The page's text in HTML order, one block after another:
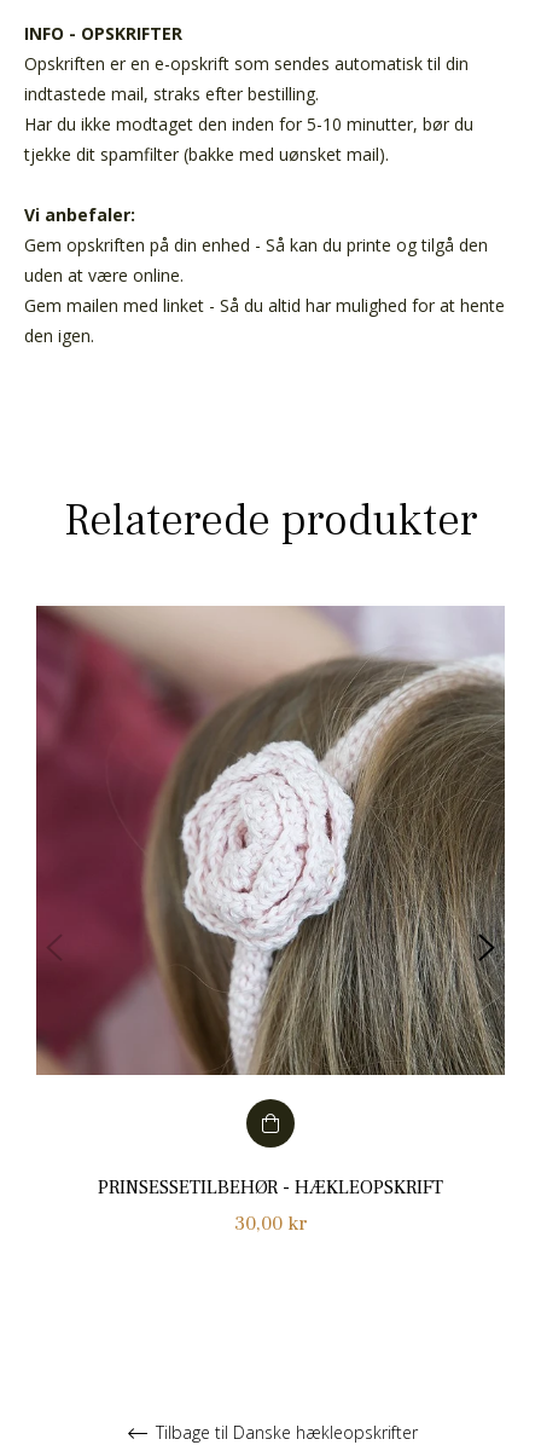
INFO - OPSKRIFTER
Opskriften er en e-opskrift som sendes automatisk til din
indtastede mail, straks efter bestilling.
Har du ikke modtaget den inden for 5-10 minutter, bør du
tjekke dit spamfilter (bakke med uønsket mail).
Vi anbefaler:
Gem opskriften på din enhed - Så kan du printe og tilgå den
uden at være online.
Gem mailen med linket - Så du altid har mulighed for at hente
den igen.
Relaterede produkter
PRINSESSETILBEHØR - HÆKLEOPSKRIFT
Normalpris
30,00 kr
Tilbage til Danske hækleopskrifter